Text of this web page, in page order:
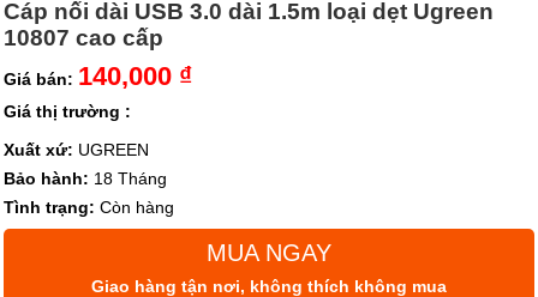
Cáp nối dài USB 3.0 dài 1.5m loại dẹt Ugreen
10807 cao cấp
Giá bán: 140,000 ₫
Giá thị trường :
Xuất xứ: UGREEN
Bảo hành: 18 Tháng
Tình trạng: Còn hàng
MUA NGAY
Giao hàng tận nơi, không thích không mua